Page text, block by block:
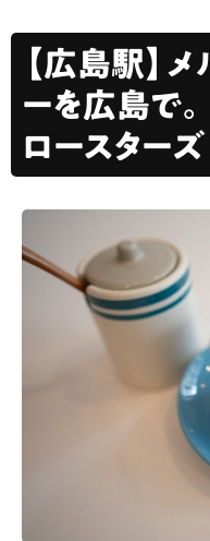
【広島駅】
ーを広島で
ロースターズ